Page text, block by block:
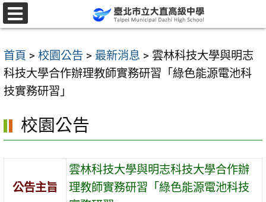
跳
至
要
內
容
首頁 > 校園公告 > 最新消息 > 雲林科技大學與明志
科技大學合作辦理教師實務研習「綠色能源電池科
技實務研習」
校園公告
公告主旨
雲林科技大學與明志科技大學合作辦
理教師實務研習「綠色能源電池科技
選
單